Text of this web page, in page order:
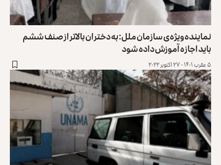
نماینده ویژه‌ی سازمان ملل: به‌ دختران بالاتر از صنف ششم
باید اجازه آموزش داده شود
۵ عقرب ۱۴۰۱ - ۲۷ اکتوبر ۲۰۲۲